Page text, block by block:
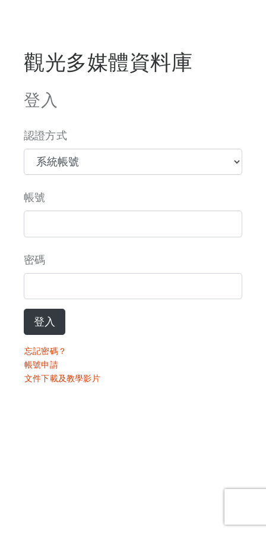
觀光多媒體資料庫
登入
認證方式
帳號
密碼
登入
忘記密碼？
帳號申請
文件下載及教學影片